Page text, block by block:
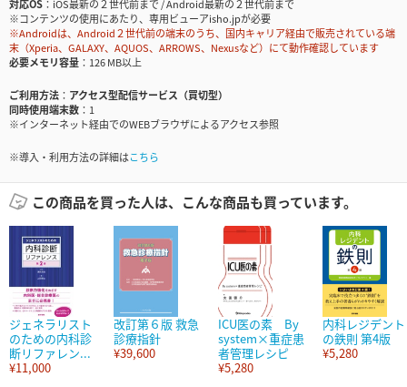
対応OS
iOS最新の２世代前まで / Android最新の２世代前まで
※コンテンツの使用にあたり、専用ビューアisho.jpが必要
※Androidは、Android２世代前の端末のうち、国内キャリア経由で販売されている端
末（Xperia、GALAXY、AQUOS、ARROWS、Nexusなど）にて動作確認しています
必要メモリ容量
126 MB以上
ご利用方法
アクセス型配信サービス（買切型）
同時使用端末数
1
※インターネット経由でのWEBブラウザによるアクセス参照
※導入・利用方法の詳細はこちら
この商品を買った人は、こんな商品も買っています。
ジェネラリスト
のための内科診
断リファレン...
¥11,000
改訂第６版 救急
診療指針
¥39,600
ICU医の素 By
system×重症患
者管理レシピ
¥5,280
内科レジデント
の鉄則 第4版
¥5,280